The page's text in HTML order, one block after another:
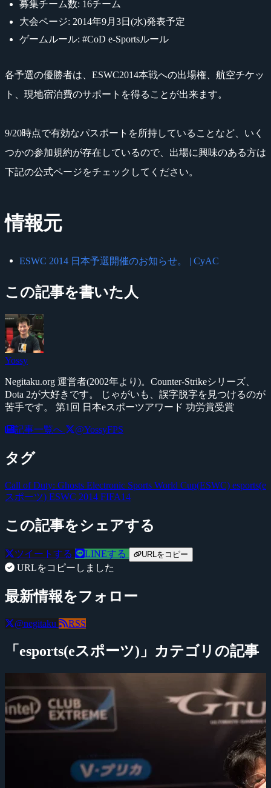
募集チーム数: 16チーム
大会ページ: 2014年9月3日(水)発表予定
ゲームルール: #CoD e-Sportsルール
各予選の優勝者は、ESWC2014本戦への出場権、航空チケッ
ト、現地宿泊費のサポートを得ることが出来ます。
9/20時点で有効なパスポートを所持していることなど、いく
つかの参加規約が存在しているので、出場に興味のある方は
下記の公式ページをチェックしてください。
情報元
ESWC 2014 日本予選開催のお知らせ。 | CyAC
この記事を書いた人
Yossy
Negitaku.org 運営者(2002年より)。Counter-Strikeシリーズ、
Dota 2が大好きです。 じゃがいも、誤字脱字を見つけるのが
苦手です。 第1回 日本eスポーツアワード 功労賞受賞
記事一覧へ @YossyFPS
タグ
Call of Duty: Ghosts Electronic Sports World Cup(ESWC) esports(e
スポーツ) ESWC 2014 FIFA14
この記事をシェアする
ツイートする LINEする URLをコピー
URLをコピーしました
最新情報をフォロー
@negitaku RSS
「esports(eスポーツ)」カテゴリの記事